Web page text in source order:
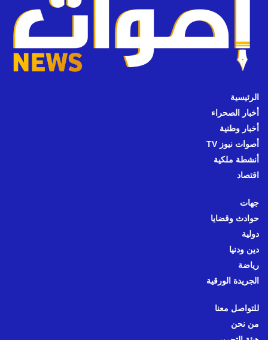
الرئيسية
أخبار الصحراء
أخبار وطنية
أصوات نيوز TV
أنشطة ملكية
اقتصاد
جهات
حوادث وقضايا
دولية
دين ودنيا
رياضة
الجريدة الورقية
للتواصل معنا
من نحن